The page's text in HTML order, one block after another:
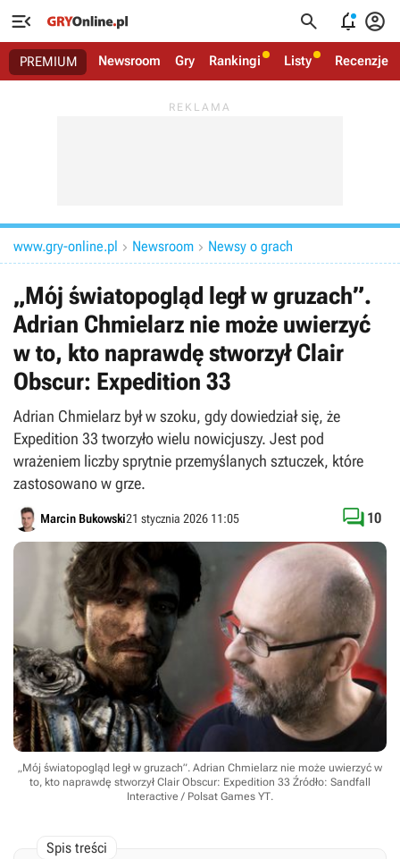
   
PREMIUM Newsroom Gry Rankingi Listy Recenzje
www.gry-online.pl  Newsroom  Newsy o grach
„Mój światopogląd legł w gruzach”.
Adrian Chmielarz nie może uwierzyć
w to, kto naprawdę stworzył Clair
Obscur: Expedition 33
Adrian Chmielarz był w szoku, gdy dowiedział się, że
Expedition 33 tworzyło wielu nowicjuszy. Jest pod
wrażeniem liczby sprytnie przemyślanych sztuczek, które
zastosowano w grze.
Marcin Bukowski21 stycznia 2026 11:05  10
„Mój światopogląd legł w gruzach”. Adrian Chmielarz nie może uwierzyć w
to, kto naprawdę stworzył Clair Obscur: Expedition 33 Źródło: Sandfall
Interactive / Polsat Games YT.